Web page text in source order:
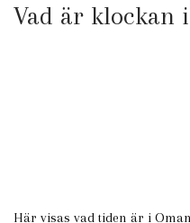
Vad är klockan
Här visas vad tiden är i